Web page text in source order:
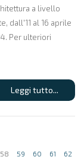
a livello
dall'11 al 16 aprile
Per ulteriori
Leggi tutto...
58 59 60 61 62